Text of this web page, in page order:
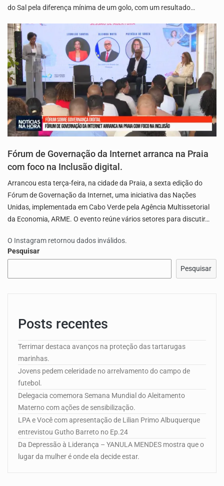
do Sal pela diferença mínima de um golo, com um resultado…
Fórum de Governação da Internet arranca na Praia
com foco na Inclusão digital.
Arrancou esta terça-feira, na cidade da Praia, a sexta edição do
Fórum de Governação da Internet, uma iniciativa das Nações
Unidas, implementada em Cabo Verde pela Agência Multissetorial
da Economia, ARME. O evento reúne vários setores para discutir…
O Instagram retornou dados inválidos.
Pesquisar
Pesquisar
Posts recentes
Terrimar destaca avanços na proteção das tartarugas
marinhas.
Jovens pedem celeridade no arrelvamento do campo de
futebol.
Delegacia comemora Semana Mundial do Aleitamento
Materno com ações de sensibilização.
LPA e Você com apresentação de Lilian Primo Albuquerque
entrevistou Gutho Barreto no Ep.24
Da Depressão à Liderança – YANULA MENDES mostra que o
lugar da mulher é onde ela decide estar.